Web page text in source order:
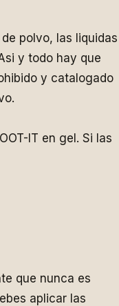
polvo, las liquidas
y todo hay que
y catalogado
IT en gel. Si las
que nunca es
aplicar las